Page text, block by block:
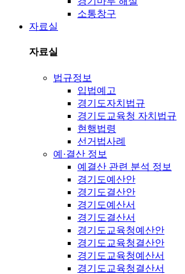
소통창구
자료실
자료실
법규정보
입법예고
경기도자치법규
경기도교육청 자치법규
현행법령
선거법사례
예·결산 정보
예결산 관련 분석 정보
경기도예산안
경기도결산안
경기도예산서
경기도결산서
경기도교육청예산안
경기도교육청결산안
경기도교육청예산서
경기도교육청결산서